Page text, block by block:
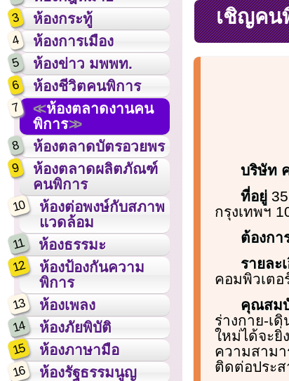
3 ห้องกระทู้
4 ห้องการเมือง
5 ห้องข่าว มพพท.
6 ห้องชีวิตคนพิการ
7
ห้องตลาดงานคน
พิการ
8 ห้องตลาดบัตรอวยพร
9
ห้องตลาดผลิตภัณฑ์
คนพิการ
10
ห้องต่อพงษ์กับสภาพ
แวดล้อม
11 ห้องธรรมะ
12
ห้องป้องกันความ
พิการ
13 ห้องเพลง
14 ห้องภัยพิบัติ
15 ห้องภาษามือ
16 ห้องรัฐธรรมนูญ
เชิญคน
บริษัท
ที่อยู่
กรุงเทพฯ
ต้องกา
รายละ
คอมพิวเต
คุณสม
ร่างกาย-เ
ใหม่ได้จะ
ความสามา
ติดต่อประ